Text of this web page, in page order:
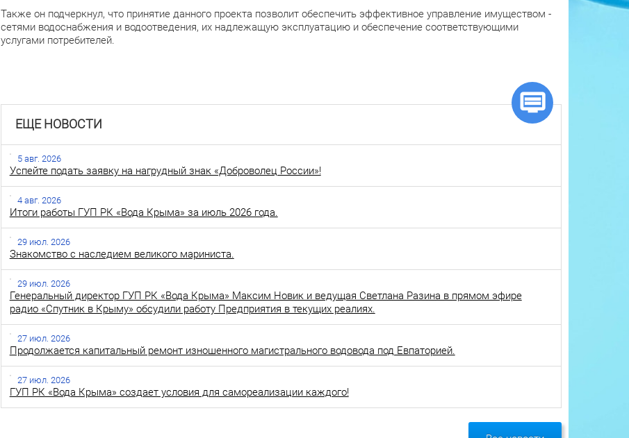
Также он подчеркнул, что принятие данного проекта позволит обеспечить эффективное управление имуществом -
сетями водоснабжения и водоотведения, их надлежащую эксплуатацию и обеспечение соответствующими
услугами потребителей.
ЕЩЕ НОВОСТИ
5 авг. 2026
Успейте подать заявку на нагрудный знак «Доброволец России»!
4 авг. 2026
Итоги работы ГУП РК «Вода Крыма» за июль 2026 года.
29 июл. 2026
Знакомство с наследием великого мариниста.
29 июл. 2026
Генеральный директор ГУП РК «Вода Крыма» Максим Новик и ведущая Светлана Разина в прямом эфире
радио «Спутник в Крыму» обсудили работу Предприятия в текущих реалиях.
27 июл. 2026
Продолжается капитальный ремонт изношенного магистрального водовода под Евпаторией.
27 июл. 2026
ГУП РК «Вода Крыма» создает условия для самореализации каждого!